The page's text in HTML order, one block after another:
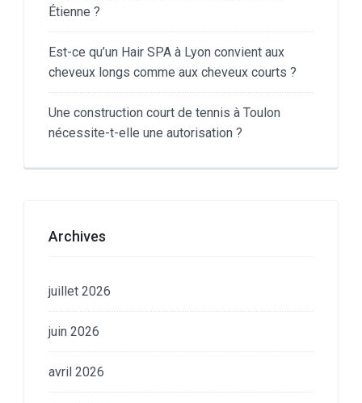
Étienne ?
Est-ce qu’un Hair SPA à Lyon convient aux
cheveux longs comme aux cheveux courts ?
Une construction court de tennis à Toulon
nécessite-t-elle une autorisation ?
Archives
juillet 2026
juin 2026
avril 2026